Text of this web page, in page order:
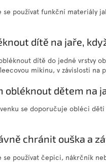
se používat funkční materiály
dítě na jaře,
dítě do jedné vrstvy
mikinu, v závislosti na
obléknout dětem na
se doporučuje obléci
chránit ouška a
se používat čepici, nákrčník